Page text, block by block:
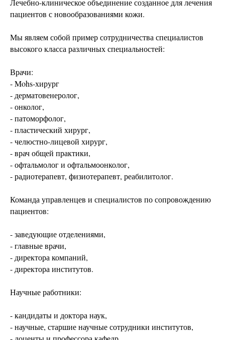
Лечебно-клиническое объединение созданное для лечения
пациентов с новообразованиями кожи.
Мы являем собой пример сотрудничества специалистов
высокого класса различных специальностей:
Врачи:
- Mohs-хирург
- дерматовенеролог,
- онколог,
- патоморфолог,
- пластический хирург,
- челюстно-лицевой хирург,
- врач общей практики,
- офтальмолог и офтальмоонколог,
- радиотерапевт, физиотерапевт, реабилитолог.
Команда управленцев и специалистов по сопровождению
пациентов:
- заведующие отделениями,
- главные врачи,
- директора компаний,
- директора институтов.
Научные работники:
- кандидаты и доктора наук,
- научные, старшие научные сотрудники институтов,